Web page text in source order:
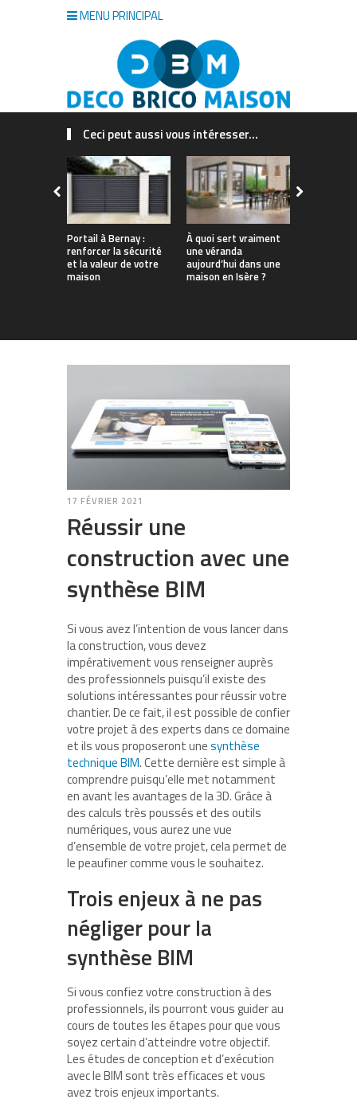
MENU PRINCIPAL
Ceci peut aussi vous intéresser...
Portail à Bernay :
renforcer la sécurité
et la valeur de votre
maison
À quoi sert vraiment
une véranda
aujourd’hui dans une
maison en Isère ?
17 FÉVRIER 2021
Réussir une
construction avec une
synthèse BIM
Si vous avez l’intention de vous lancer dans
la construction, vous devez
impérativement vous renseigner auprès
des professionnels puisqu’il existe des
solutions intéressantes pour réussir votre
chantier. De ce fait, il est possible de confier
votre projet à des experts dans ce domaine
et ils vous proposeront unesynthèse
technique BIM. Cette dernière est simple à
comprendre puisqu’elle met notamment
en avant les avantages de la 3D. Grâce à
des calculs très poussés et des outils
numériques, vous aurez une vue
d’ensemble de votre projet, cela permet de
le peaufiner comme vous le souhaitez.
Trois enjeux à ne pas
négliger pour la
synthèse BIM
Si vous confiez votre construction à des
professionnels, ils pourront vous guider au
cours de toutes les étapes pour que vous
soyez certain d’atteindre votre objectif.
Les études de conception et d’exécution
avec le BIM sont très efficaces et vous
avez trois enjeux importants.